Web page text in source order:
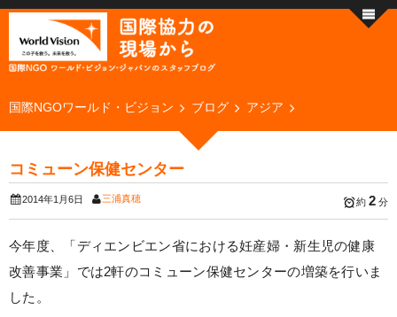
国際NGOワールド・ビジョン ブログ アジア
コミューン保健センター
2014年1月6日 三浦真穂 約 2 分
今年度、「ディエンビエン省における妊産婦・新生児の健康
改善事業」では2軒のコミューン保健センターの増築を行いま
した。